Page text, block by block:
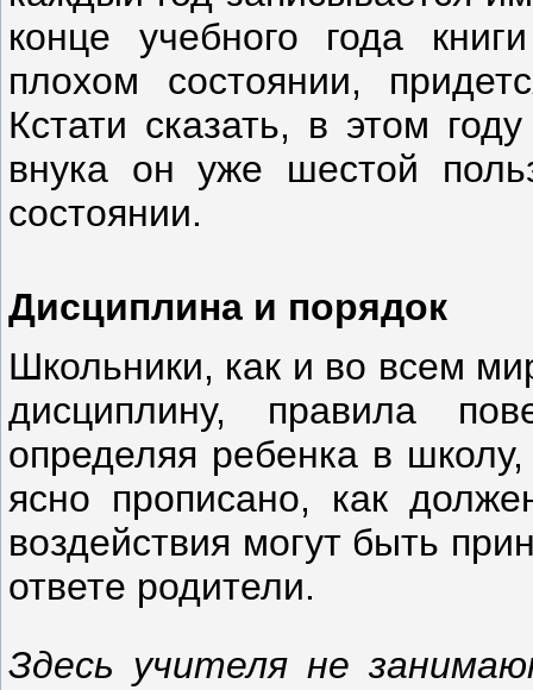
конце учебного года
плохом состоянии,
Кстати сказать, в этом
внука он уже шестой
состоянии.
Дисциплина и порядок
Школьники, как и во всем
дисциплину, правила
определяя ребенка в
ясно прописано, как
воздействия могут быть
ответе родители.
Здесь учителя не